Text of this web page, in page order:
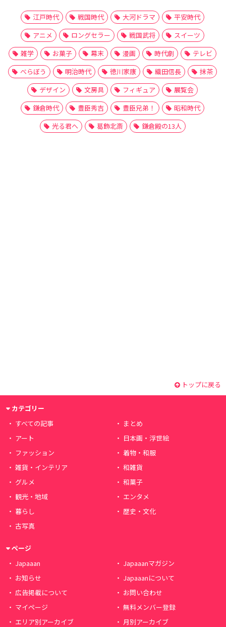
江戸時代 戦国時代 大河ドラマ
平安時代
アニメ
ロングセラー 戦国武将
スイーツ
雑学
お菓子 幕末 漫画 時代劇
テレビ
べらぼう
明治時代 徳川家康 織田信長
抹茶
デザイン
文房具 フィギュア
展覧会
鎌倉時代
豊臣秀吉 豊臣兄弟！
昭和時代
光る君へ
葛飾北斎 鎌倉殿の13人
トップに戻る
カテゴリー
すべての記事
まとめ
アート
日本画・浮世絵
ファッション
着物・和服
雑貨・インテリア
和雑貨
グルメ
和菓子
観光・地域
エンタメ
暮らし
歴史・文化
古写真
ページ
Japaaan
Japaaanマガジン
お知らせ
Japaaanについて
広告掲載について
お問い合わせ
マイページ
無料メンバー登録
エリア別アーカイブ
月別アーカイブ